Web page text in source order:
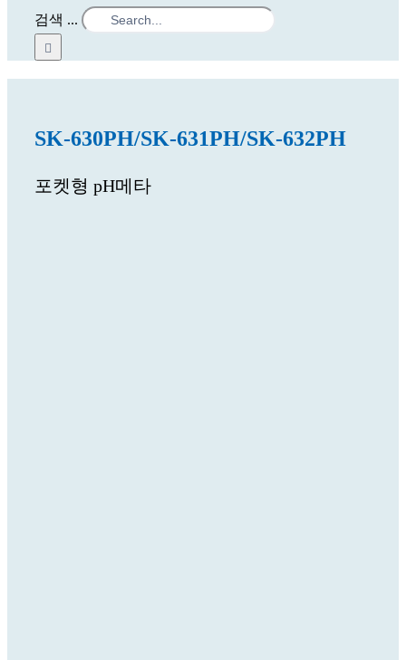
검색 ...
SK-630PH/SK-631PH/SK-632PH
포켓형 pH메타